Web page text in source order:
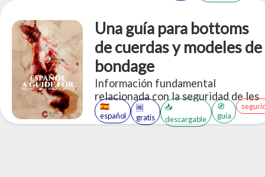
Una guía para bottoms
de cuerdas y modeles de
bondage
Información fundamental
relacionada con la seguridad de les
modeles de bondage para permiter
tanto a atadores como a modelos
🇪🇸
español
🆓
gratis
📥
descargable
🧭
guía